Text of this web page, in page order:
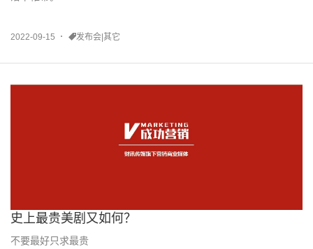
2022-09-15 发布会|其它
史上最贵美剧又如何？
不要最好只求最贵